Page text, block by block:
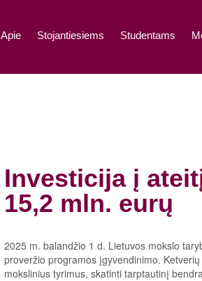
Apie Stojantiesiems Studentams
Investicija į
15,2 mln. eurų
2025 m. balandžio 1 d. Lietuvos mokslo
proveržio programos įgyvendinimo.
mokslinius tyrimus, skatinti tarptautinį